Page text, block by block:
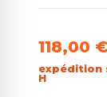
118,00
expédition
H